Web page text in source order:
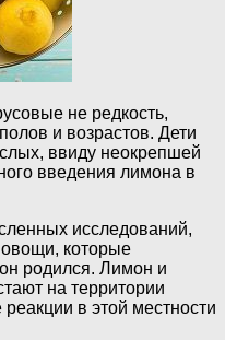
не редкость,
и возрастов. Дети
ввиду неокрепшей
введения лимона в
исследований,
которые
родился. Лимон и
на территории
в этой местности